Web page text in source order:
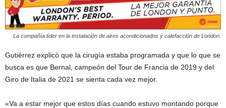
La compañía líder en la instalación de aires acondicionados y calefacción de London.
Gutiérrez explicó que la cirugía estaba programada y que lo que se
busca es que Bernal, campeón del Tour de Francia de 2019 y del
Giro de Italia de 2021 se sienta cada vez mejor.
«Va a estar mejor que estos días cuando estuvo montando porque